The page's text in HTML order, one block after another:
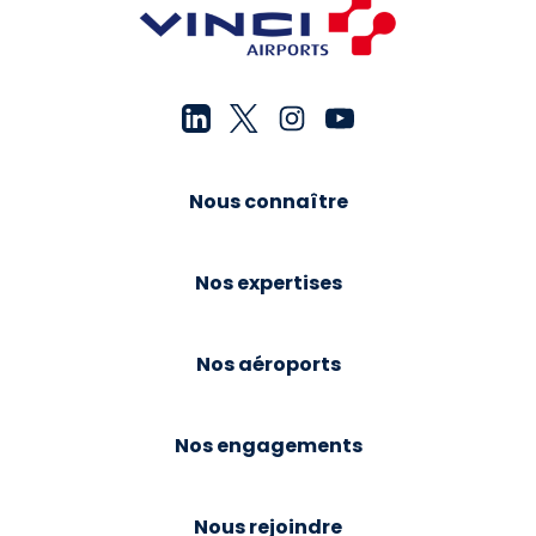
Nous connaître
Nos expertises
Nos aéroports
Nos engagements
Nous rejoindre